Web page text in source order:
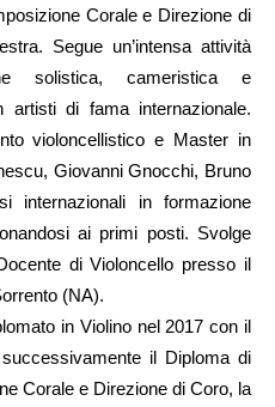
Corale e Direzione di
Segue un’intensa attività
solistica, cameristica e
artisti di fama internazionale.
violoncellistico e Master in
Giovanni Gnocchi, Bruno
internazionali in formazione
ai primi posti. Svolge
di Violoncello presso il
(NA).
in Violino nel 2017 con il
il Diploma di
Corale e Direzione di Coro, la